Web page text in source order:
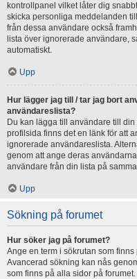
kontrollpanel vilket låter dig
skicka personliga meddelanden
från dessa användare också
lista över ignorerade användare,
automatiskt.
Upp
Hur lägger jag till / tar jag bort
användareslista?
Du kan lägga till användare till
profilsida finns det en länk för att
ignorerade användareslista.
genom att ange deras
användare från din lista på
Upp
Sökning på forumet
Hur söker jag på forumet?
Ange en term i sökrutan som
Avancerad sökning kan nås
som finns på alla sidor på